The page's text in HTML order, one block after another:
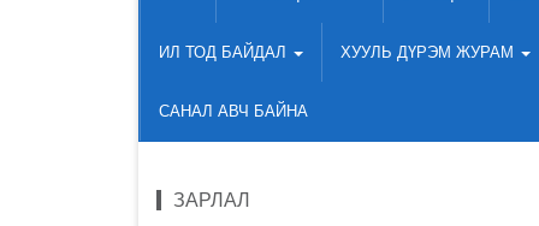
ИЛ ТОД БАЙДАЛ ХУУЛЬ ДҮРЭМ ЖУРАМ
САНАЛ АВЧ БАЙНА
ЗАРЛАЛ